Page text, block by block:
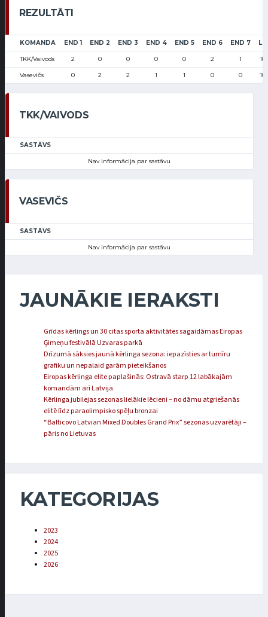
REZULTĀTI
KOMANDA END 1 END 2 END 3 END 4 END 5 END 6 END 7
TKK/Vaivods 2 0 0 0 0 2 1
Vasevičs 0 2 2 1 1 0 0
TKK/VAIVODS
SASTĀVS
Nav informācija par sastāvu
VASEVIČS
SASTĀVS
Nav informācija par sastāvu
JAUNĀKIE IERAKSTI
Grīdas kērlings un 30 citas sporta aktivitātes sagaidāmas Eiropas
Ģimeņu festivālā Uzvaras parkā
Drīzumā sāksies jaunā kērlinga sezona: iepazīsties ar turnīru
grafiku un nepalaid garām pieteikšanos
Eiropas kērlinga elite paplašinās: Ostravā starp 12 labākajām
komandām arī Latvija
Kērlinga jubilejas sezonas lielākie lēcieni – no dāmu atgriešanās
elitē līdz paraolimpisko spēļu bronzai
“Balticovo Latvian Mixed Doubles Grand Prix” sezonas uzvarētāji –
pāris no Lietuvas
KATEGORIJAS
2023
2024
2025
2026